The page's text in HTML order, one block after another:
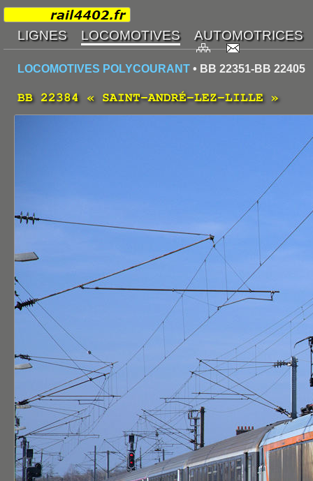
LOCOMOTIVES POLYCOURANT • BB 22351-BB 22405
BB 22384 « SAINT-ANDRÉ-LEZ-LILLE »